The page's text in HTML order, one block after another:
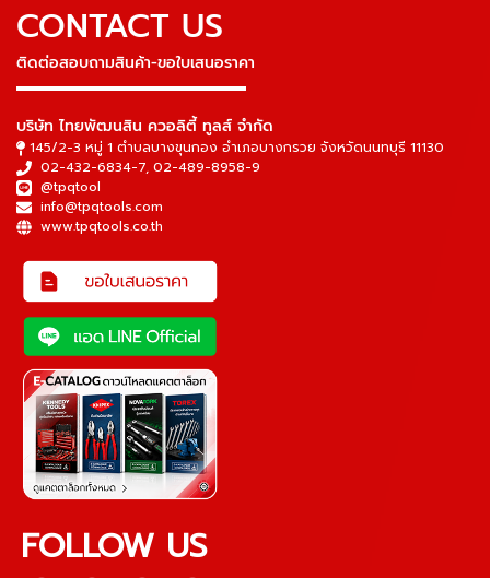
CONTACT US
ติดต่อสอบถามสินค้า-ขอใบเสนอราคา
▬▬▬▬▬▬▬▬▬▬▬▬▬▬▬
บริษัท ไทยพัฒนสิน ควอลิตี้ ทูลส์ จำกัด
145/2-3 หมู่ 1 ตำบลบางขุนกอง อำเภอบางกรวย จังหวัดนนทบุรี 11130
02-432-6834-7, 02-489-8958-9
@tpqtool
info@tpqtools.com
www.tpqtools.co.th
FOLLOW US